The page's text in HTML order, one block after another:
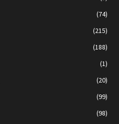
(74)
(215)
(188)
(1)
(20)
(99)
(98)